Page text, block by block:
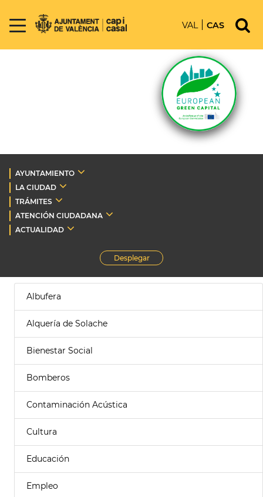
VAL CAS
AYUNTAMIENTO
LA CIUDAD
TRÁMITES
ATENCIÓN CIUDADANA
ACTUALIDAD
Desplegar
Albufera
Alquería de Solache
Bienestar Social
Bomberos
Contaminación Acústica
Cultura
Educación
Empleo